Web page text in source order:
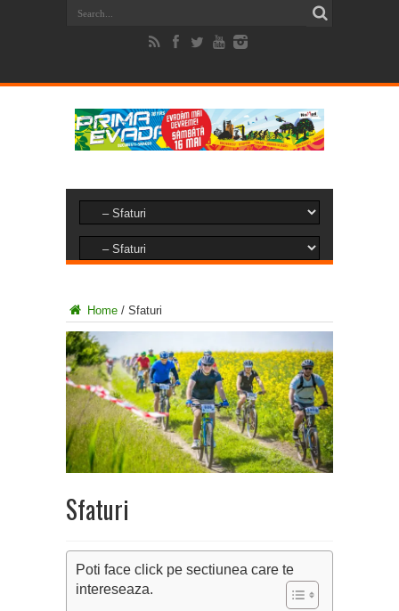
Home / Sfaturi
Sfaturi
Poti face click pe sectiunea care te
intereseaza.